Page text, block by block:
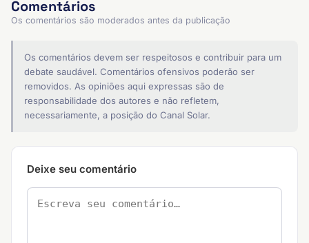
Comentários
Os comentários são moderados antes da publicação
Os comentários devem ser respeitosos e contribuir para um
debate saudável. Comentários ofensivos poderão ser
removidos. As opiniões aqui expressas são de
responsabilidade dos autores e não refletem,
necessariamente, a posição do Canal Solar.
Deixe seu comentário